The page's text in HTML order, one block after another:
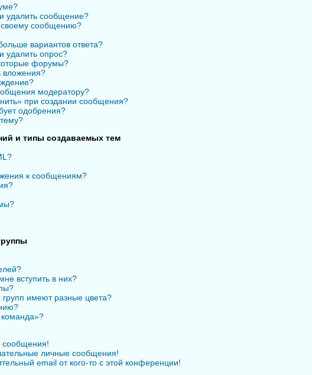
удалить сообщение?
своему сообщению?
вариантов ответа?
удалить опрос?
форумы?
вложения?
модератору?
при создании сообщения?
одобрения?
и типы создаваемых тем
к сообщениям?
вступить в них?
имеют разные цвета?
сообщения!
личные сообщения!
email от кого-то с этой конференции!